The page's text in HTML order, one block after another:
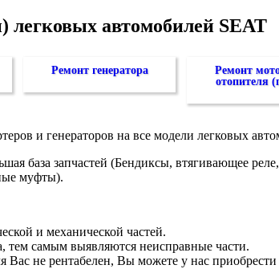
легковых автомобилей SEAT
Ремонт генератора
Ремонт
отопителя
и генераторов на все модели легковых
база запчастей (Бендиксы, втягивающее
муфты).
и механической частей.
тем самым выявляются неисправные части.
Вас не рентабелен, Вы можете у нас